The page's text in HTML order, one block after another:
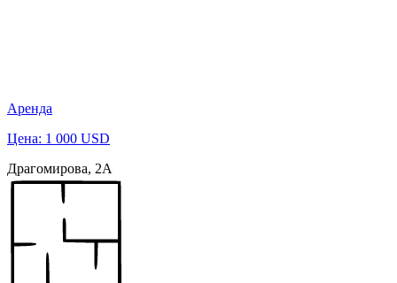
Аренда
Цена: 1 000 USD
Драгомирова, 2А